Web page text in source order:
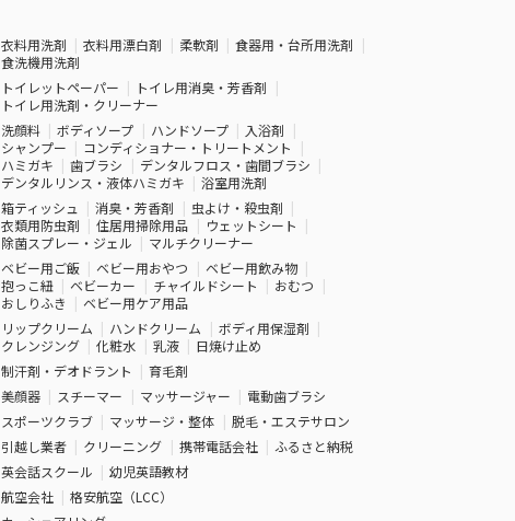
衣料用洗剤 衣料用漂白剤 柔軟剤
食器用・台所用洗剤
食洗機用洗剤
トイレットペーパー
トイレ用消臭・芳香剤
トイレ用洗剤・クリーナー
洗顔料 ボディソープ ハンドソープ
入浴剤
シャンプー
コンディショナー・トリートメント
ハミガキ
歯ブラシ
デンタルフロス・歯間ブラシ
デンタルリンス・液体ハミガキ
浴室用洗剤
箱ティッシュ 消臭・芳香剤
虫よけ・殺虫剤
衣類用防虫剤
住居用掃除用品
ウェットシート
除菌スプレー・ジェル
マルチクリーナー
ベビー用ご飯 ベビー用おやつ
ベビー用飲み物
抱っこ紐
ベビーカー チャイルドシート
おむつ
おしりふき
ベビー用ケア用品
リップクリーム ハンドクリーム
ボディ用保湿剤
クレンジング
化粧水 乳液
日焼け止め
制汗剤・デオドラント
育毛剤
美顔器 スチーマー マッサージャー
電動歯ブラシ
スポーツクラブ マッサージ・整体
脱毛・エステサロン
引越し業者 クリーニング 携帯電話会社
ふるさと納税
英会話スクール
幼児英語教材
航空会社
格安航空（LCC）